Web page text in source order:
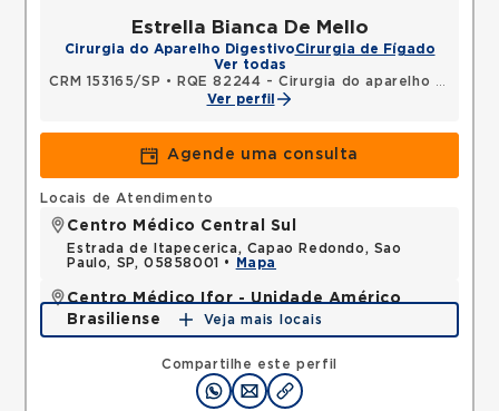
Estrella Bianca De Mello
Cirurgia do Aparelho DigestivoCirurgia de Fígado
Ver todas
CRM 153165/SP •
RQE 82244 - Cirurgia do aparelho digestivo
Ver perfil
Agende uma consulta
Compartilhe este perfil
Locais de Atendimento
Centro Médico Central Sul
Estrada de Itapecerica, Capao Redondo, Sao
Paulo, SP, 05858001 •
Mapa
Centro Médico Ifor - Unidade Américo
Brasiliense
Rua Americo Brasiliense, Centro, Sao Bernardo do
Campo, SP, 09715021 •
Mapa
Veja mais locais